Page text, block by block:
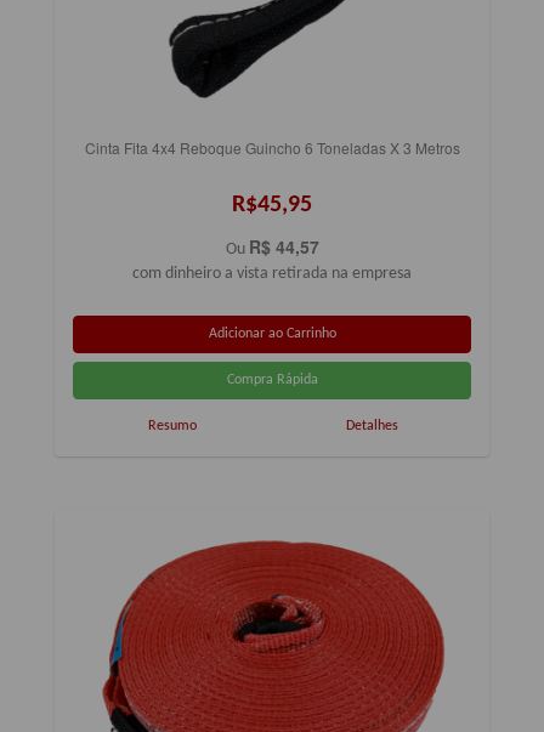
Cinta Fita 4x4 Reboque Guincho 6 Toneladas X 3 Metros
R$45,95
Ou R$ 44,57
com dinheiro a vista retirada na empresa
Resumo Detalhes